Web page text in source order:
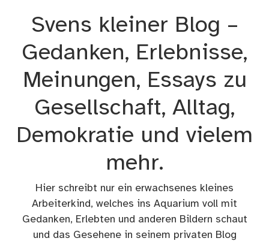
Svens kleiner Blog –
Gedanken, Erlebnisse,
Meinungen, Essays zu
Gesellschaft, Alltag,
Demokratie und vielem
mehr.
Hier schreibt nur ein erwachsenes kleines
Arbeiterkind, welches ins Aquarium voll mit
Gedanken, Erlebten und anderen Bildern schaut
und das Gesehene in seinem privaten Blog